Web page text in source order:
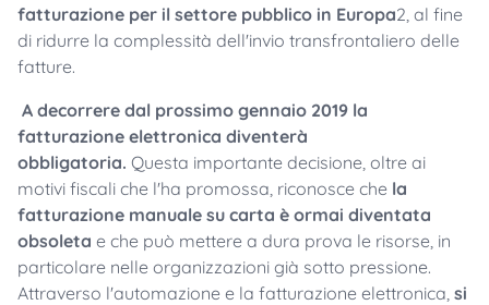
fatturazione per il settore pubblico in Europa2, al fine
di ridurre la complessità dell'invio transfrontaliero delle
fatture.
A decorrere dal prossimo gennaio 2019 la
fatturazione elettronica diventerà
obbligatoria. Questa importante decisione, oltre ai
motivi fiscali che l'ha promossa, riconosce che la
fatturazione manuale su carta è ormai diventata
obsoleta e che può mettere a dura prova le risorse, in
particolare nelle organizzazioni già sotto pressione.
Attraverso l'automazione e la fatturazione elettronica, si